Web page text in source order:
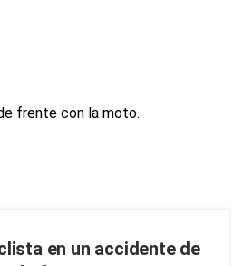
en un accidente de